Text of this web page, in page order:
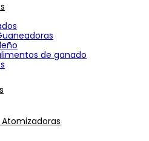
de ganado